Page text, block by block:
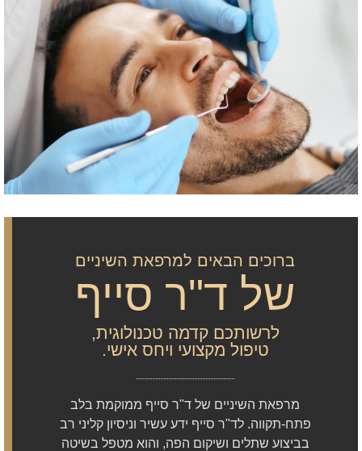
ברוכים הבאים למרפאת השיניים
של ד"ר סייף
לרשותכם קדמה טכנולוגית,
טיפול מקצועי ויחס אישי.
מרפאת השיניים של ד"ר סייף ממוקמת בלב
פתח-תקווה. לד"ר סייף ידע עשיר וניסיון קליני רב
בביצוע שתלים ושיקום הפה, והוא מטפל בשיטה